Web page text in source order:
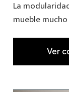
La
mueble
Ver